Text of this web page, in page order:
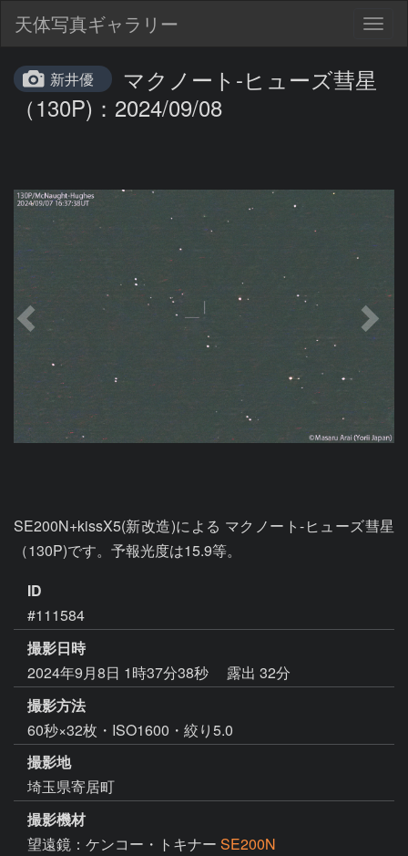
天体写真ギャラリー
新井優
マクノート-ヒューズ彗星
（130P)：2024/09/08
SE200N+kissX5(新改造)による マクノート-ヒューズ彗星
（130P)です。予報光度は15.9等。
ID
#111584
撮影日時
2024年9月8日 1時37分38秒
露出 32分
撮影方法
60秒×32枚・ISO1600・絞り5.0
撮影地
埼玉県寄居町
撮影機材
望遠鏡：ケンコー・トキナー SE200N